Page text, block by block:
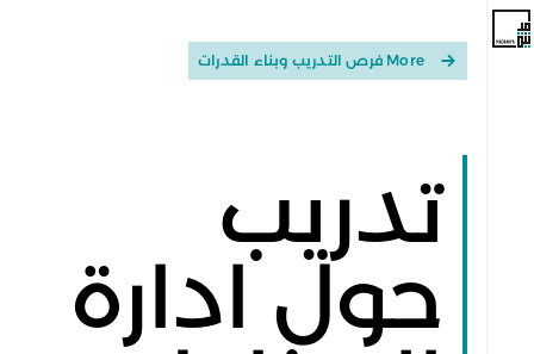
More فرص التدريب وبناء القدرات
تدريب
حول ادارة